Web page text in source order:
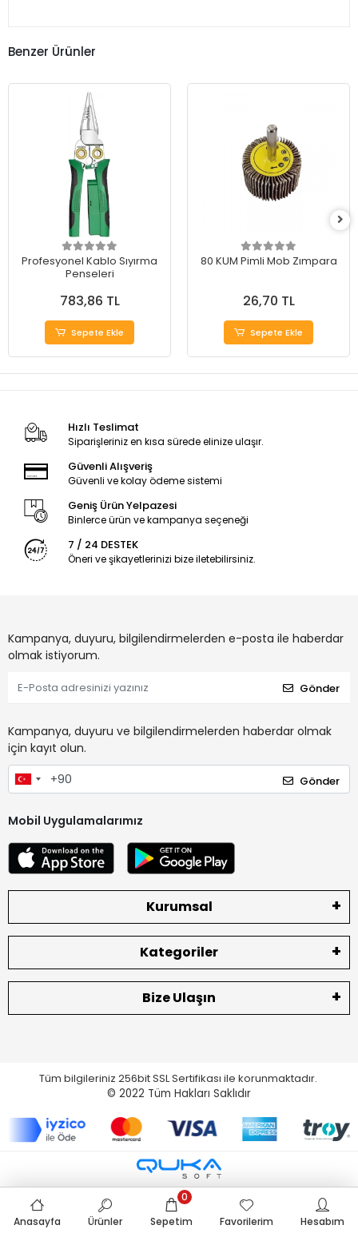
Benzer Ürünler
Profesyonel Kablo Sıyırma
Penseleri
783,86 TL
Sepete Ekle
80 KUM Pimli Mob Zımpara
26,70 TL
Sepete Ekle
Hızlı Teslimat
Siparişleriniz en kısa sürede elinize ulaşır.
Güvenli Alışveriş
Güvenli ve kolay ödeme sistemi
Geniş Ürün Yelpazesi
Binlerce ürün ve kampanya seçeneği
7 / 24 DESTEK
Öneri ve şikayetlerinizi bize iletebilirsiniz.
Kampanya, duyuru, bilgilendirmelerden e-posta ile haberdar
olmak istiyorum.
Gönder
Kampanya, duyuru ve bilgilendirmelerden haberdar olmak
için kayıt olun.
Gönder
Mobil Uygulamalarımız
Kurumsal
Kategoriler
Bize Ulaşın
Tüm bilgileriniz 256bit SSL Sertifikası ile korunmaktadır.
© 2022 Tüm Hakları Saklıdır
Anasayfa Ürünler Sepetim
0
Favorilerim
Hesabım